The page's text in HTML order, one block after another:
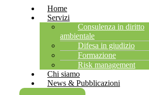
Home
Servizi
Consulenza in diritto
ambientale
Difesa in giudizio
Formazione
Risk management
Chi siamo
News & Pubblicazioni